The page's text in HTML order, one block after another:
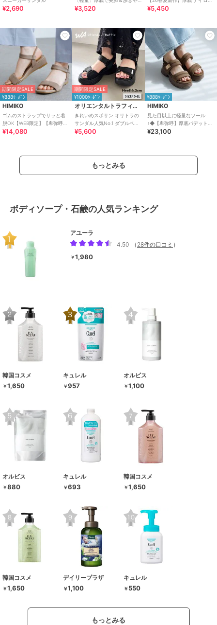
¥2,690
すい！疲れにくいフィット感
¥3,520
スポーツサンダル /OT3232
¥5,450
期間限定SALE
¥888ｸｰﾎﾟﾝ
HIMIKO
ゴムのストラップでサッと着
脱OK【WEB限定】【卑弥呼
26SS】ゴムストラップサンダ
¥14,080
期間限定SALE
¥1000ｸｰﾎﾟﾝ
オリエンタルトラフィック
きれいめスポサン オリトラの
サンダル人気No.1 ダブルベル
ト スポーツサンダル /42207
¥5,600
¥888ｸｰﾎﾟﾝ
HIMIKO
見た目以上に軽量なソール
♪◆【卑弥呼】厚底パデットサ
ンダル/661201
¥23,100
もっとみる
ボディソープ・石鹸の人気ランキング
アユーラ
4.50
（ 28件の口コミ ）
￥1,980
韓国コスメ
￥1,650
キュレル
￥957
オルビス
￥1,100
オルビス
￥880
キュレル
￥693
韓国コスメ
￥1,650
韓国コスメ
￥1,650
デイリープラザ
￥1,100
キュレル
￥ 550
もっとみる